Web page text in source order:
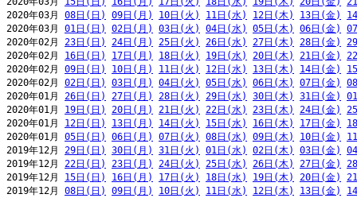
2020年03月 08日(日) 09日(月) 10日(火) 11日(水) 12日(木) 13日(金)
2020年03月 01日(日) 02日(月) 03日(火) 04日(水) 05日(木) 06日(金)
2020年02月 23日(日) 24日(月) 25日(火) 26日(水) 27日(木) 28日(金)
2020年02月 16日(日) 17日(月) 18日(火) 19日(水) 20日(木) 21日(金)
2020年02月 09日(日) 10日(月) 11日(火) 12日(水) 13日(木) 14日(金)
2020年02月 02日(日) 03日(月) 04日(火) 05日(水) 06日(木) 07日(金)
2020年01月 26日(日) 27日(月) 28日(火) 29日(水) 30日(木) 31日(金)
2020年01月 19日(日) 20日(月) 21日(火) 22日(水) 23日(木) 24日(金)
2020年01月 12日(日) 13日(月) 14日(火) 15日(水) 16日(木) 17日(金)
2020年01月 05日(日) 06日(月) 07日(火) 08日(水) 09日(木) 10日(金)
2019年12月 29日(日) 30日(月) 31日(火) 01日(水) 02日(木) 03日(金)
2019年12月 22日(日) 23日(月) 24日(火) 25日(水) 26日(木) 27日(金)
2019年12月 15日(日) 16日(月) 17日(火) 18日(水) 19日(木) 20日(金)
2019年12月 08日(日) 09日(月) 10日(火) 11日(水) 12日(木) 13日(金)